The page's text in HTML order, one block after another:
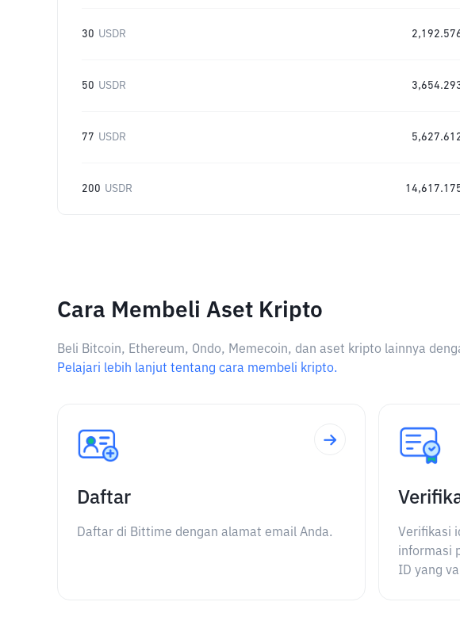
30 USDR
50 USDR
77 USDR
200 USDR
Cara Membeli Aset Kripto
Beli Bitcoin, Ethereum, Ondo, Memecoin, dan aset kripto lainnya
Pelajari lebih lanjut tentang cara membeli kripto.
Daftar
Daftar di Bittime dengan alamat email Anda.
Verifikasi
informasi
ID yang